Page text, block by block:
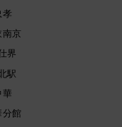
孝
南京
界
駅
華
分館